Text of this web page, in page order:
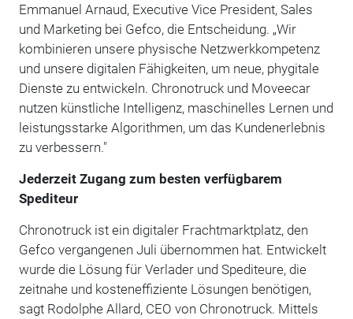
Emmanuel Arnaud, Executive Vice President, Sales
und Marketing bei Gefco, die Entscheidung. „Wir
kombinieren unsere physische Netzwerkkompetenz
und unsere digitalen Fähigkeiten, um neue, phygitale
Dienste zu entwickeln. Chronotruck und Moveecar
nutzen künstliche Intelligenz, maschinelles Lernen und
leistungsstarke Algorithmen, um das Kundenerlebnis
zu verbessern."
Jederzeit Zugang zum besten verfügbarem
Spediteur
Chronotruck ist ein digitaler Frachtmarktplatz, den
Gefco vergangenen Juli übernommen hat. Entwickelt
wurde die Lösung für Verlader und Spediteure, die
zeitnahe und kosteneffiziente Lösungen benötigen,
sagt Rodolphe Allard, CEO von Chronotruck. Mittels